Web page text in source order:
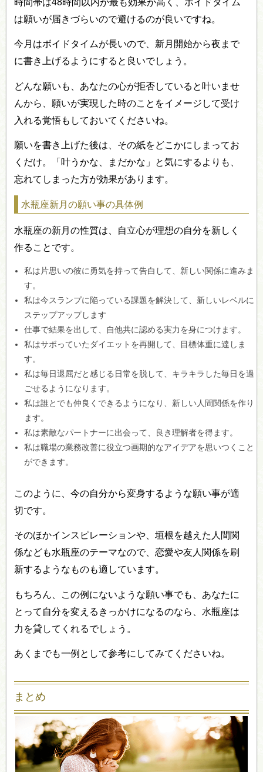
は願いが届きづらいので避けるのが良いですね。
今月はボイドタイムが長いので、新月開始から夜まで
に書き上げるようにすると良いでしょう。
どんな願いも、あなたの心が拒否していると叶いませ
んから、願いが実現した時のことをイメージして受け
入れる覚悟もしておいてくださいね。
願いを書き上げた後は、その紙をどこかにしまってお
くだけ。「叶うかな、まだかな」と気にするよりも、
忘れてしまった方が効果があります。
水瓶座新月の願い事の具体例
水瓶座の新月の性質は、自立心が理想の自分を新しく
作ることです。
私は片思いの彼に勇気を持って告白して、新しい関係に進みま
す。
私は今スランプに陥っている課題を解決して、新しいレベルに
ステップアップします
仕事で結果を出して、自他共に認める実力を身につけます。
私はサボっていたダイエットを再開して、目標体重に達しま
す。
私は毎日退屈だと感じる日常を脱して、キラキラした毎日を過
ごせるようになります。
私は誰とでも仲良くできるようになり、新しい人間関係を作り
ます。
私は素敵なパートナーに出会って、良き理解者を得ます。
私は職場の業務改善に役立つ画期的なアイデアを思いつくこと
ができます。
このように、今の自分から変身するような願い事が適
切です。
そのほかインスピレーションや、垣根を越えた人間関
係なども水瓶座のテーマなので、恋愛や友人関係を刷
新するようなものも適しています。
もちろん、この例にないような願い事でも、あなたに
とって自分を変えるきっかけになるのなら、水瓶座は
力を貸してくれるでしょう。
あくまでも一例として参考にしてみてくださいね。
まとめ